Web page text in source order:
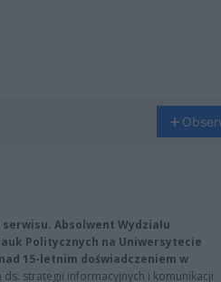
Absolwent Wydziału
Politycznych na Uniwersytecie
15-letnim doświadczeniem w
ds. strategii informacyjnych i komunikacji